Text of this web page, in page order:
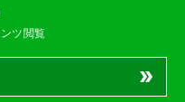
ツ閲覧